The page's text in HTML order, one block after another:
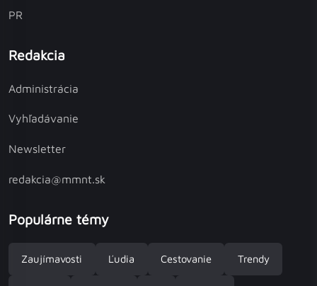
PR
Redakcia
Administrácia
Vyhľadávanie
Newsletter
redakcia@mmnt.sk
Populárne témy
Zaujímavosti Ľudia Cestovanie Trendy